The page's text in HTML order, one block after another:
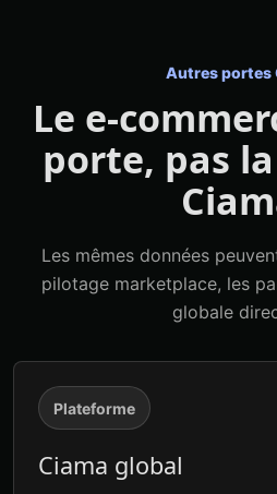
Autres portes
Le e-
porte, pas
Les mêmes données
pilotage marketplace, les
globale
Plateforme
Ciama global